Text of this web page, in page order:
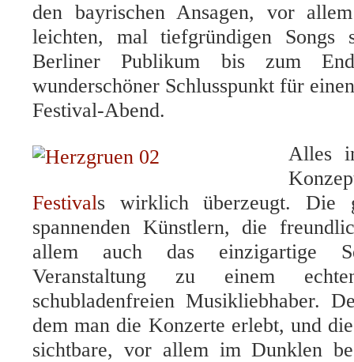
den bayrischen Ansagen, vor
leichten, mal tiefgründigen Songs
Berliner Publikum bis zum
wunderschöner Schlusspunkt für
Festival-Abend.
Alles
Festivals wirklich überzeugt. Die
spannenden Künstlern, die
allem auch das einzigartige
Veranstaltung zu einem
schubladenfreien Musikliebhaber.
dem man die Konzerte erlebt, und
sichtbare, vor allem im Dunklen